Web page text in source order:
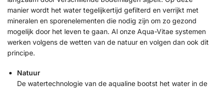
manier wordt het water tegelijkertijd gefilterd en verrijkt met
mineralen en sporenelementen die nodig zijn om zo gezond
mogelijk door het leven te gaan. Al onze Aqua-Vitae systemen
werken volgens de wetten van de natuur en volgen dan ook dit
principe.
Natuur
De watertechnologie van de aqualine bootst het water in de